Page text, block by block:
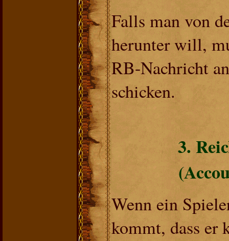
Falls man von
herunter will,
RB-Nachricht
schicken.
3.
Wenn ein
kommt, dass er